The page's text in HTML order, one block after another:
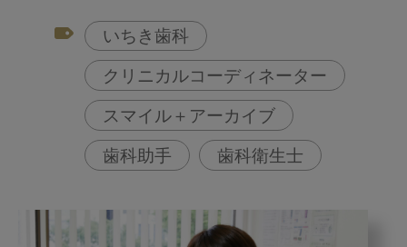
いちき歯科
クリニカルコーディネーター
スマイル＋アーカイブ
歯科助手 歯科衛生士